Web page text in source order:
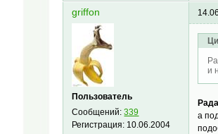
griffon
Пользователь
Сообщений:339
Регистрация: 10.06.2004
и
а